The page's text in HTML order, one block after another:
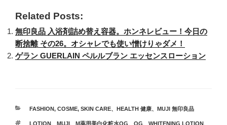
ck
et
e
n
a
d
Pr
e
ss
m
r
er
tt
er
c
e
b
k
Related Posts:
無印良品 入浴剤詰め替え容器。ホンネレビュー！今日の
断捨離 その26。オシャレでも使い憎けりゃダメ！
ゲラン GUERLAIN ペルルブラン エッセンスローション
カ
FASHION, COSME, SKIN CARE、 HEALTH 健康、 MUJI 無印良品
タ
LOTION、 MUJI、 M薬用美白化粧水OG、 OG、 WHITENING LOTION、